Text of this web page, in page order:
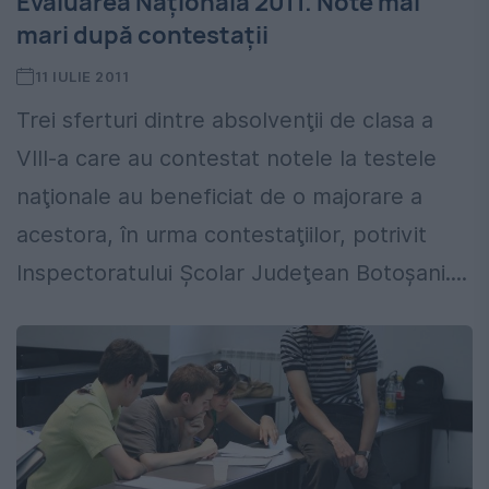
mari după contestații
11 IULIE 2011
Trei sferturi dintre absolvenţii de clasa a
VIII-a care au contestat notele la testele
naţionale au beneficiat de o majorare a
acestora, în urma contestaţiilor, potrivit
Inspectoratului Şcolar Judeţean Botoşani....